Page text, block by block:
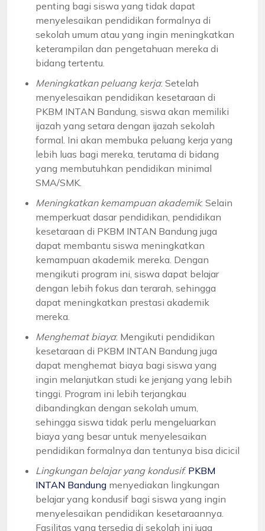
penting bagi siswa yang tidak dapat
menyelesaikan pendidikan formalnya di
sekolah umum atau yang ingin meningkatkan
keterampilan dan pengetahuan mereka di
bidang tertentu.
Meningkatkan peluang kerja: Setelah
menyelesaikan pendidikan kesetaraan di
PKBM INTAN Bandung, siswa akan memiliki
ijazah yang setara dengan ijazah sekolah
formal. Ini akan membuka peluang kerja yang
lebih luas bagi mereka, terutama di bidang
yang membutuhkan pendidikan minimal
SMA/SMK.
Meningkatkan kemampuan akademik: Selain
memperkuat dasar pendidikan, pendidikan
kesetaraan di PKBM INTAN Bandung juga
dapat membantu siswa meningkatkan
kemampuan akademik mereka. Dengan
mengikuti program ini, siswa dapat belajar
dengan lebih fokus dan terarah, sehingga
dapat meningkatkan prestasi akademik
mereka.
Menghemat biaya: Mengikuti pendidikan
kesetaraan di PKBM INTAN Bandung juga
dapat menghemat biaya bagi siswa yang
ingin melanjutkan studi ke jenjang yang lebih
tinggi. Program ini lebih terjangkau
dibandingkan dengan sekolah umum,
sehingga siswa tidak perlu mengeluarkan
biaya yang besar untuk menyelesaikan
pendidikan formalnya dan tentunya bisa dicicil
Lingkungan belajar yang kondusif: PKBM
INTAN Bandung menyediakan lingkungan
belajar yang kondusif bagi siswa yang ingin
menyelesaikan pendidikan kesetaraannya.
Fasilitas yang tersedia di sekolah ini juga